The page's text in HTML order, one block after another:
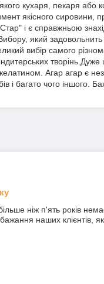
кухаря пекаря або
якісного сировини
Стар" і є справжньою
, який задовольнить
вибір самого
творінь Дуже
Агар агар є
і багато чого іншого
ніж п'ять років
наших клієнтів,